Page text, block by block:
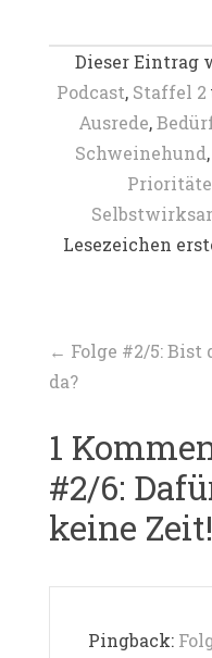
Dieser
Podcast, Staffel 2
Ausrede,
Schweinehund,
Lesezeichen
← Folge #2/5: Bist
da?
1
#2/6:
keine Zeit!
Pingback: